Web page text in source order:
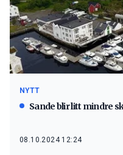
NYTT
Sande blir litt mindre
08.10.2024 12:24